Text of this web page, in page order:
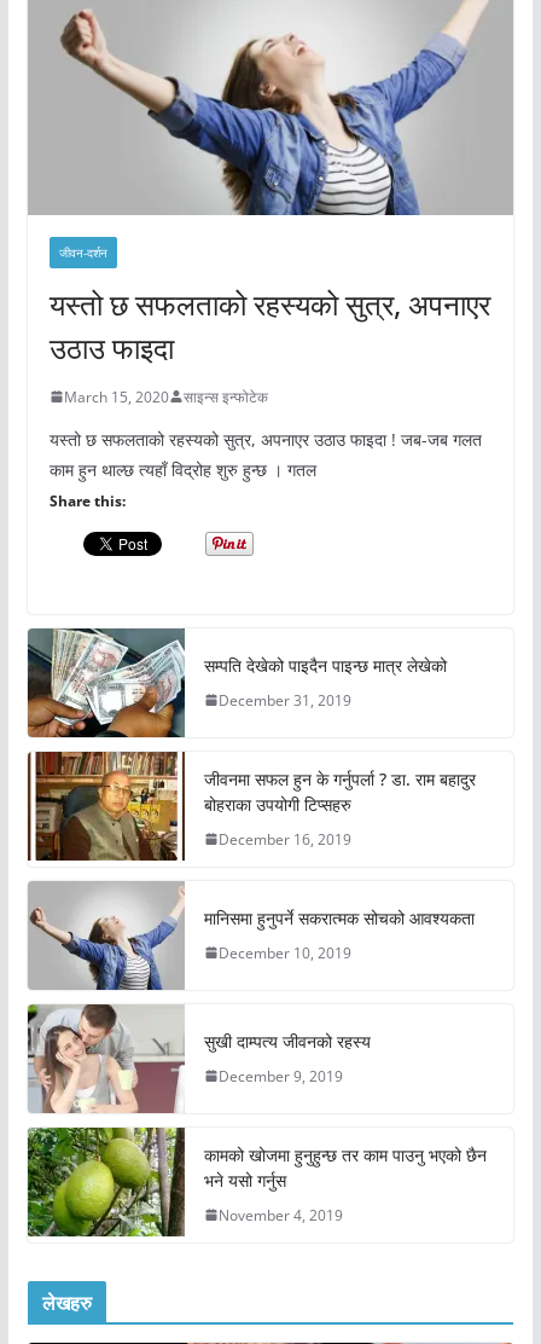
जीवन-दर्शन
यस्तो छ सफलताको रहस्यको सुत्र, अपनाएर
उठाउ फाइदा
March 15, 2020 साइन्स इन्फोटेक
यस्तो छ सफलताको रहस्यको सुत्र, अपनाएर उठाउ फाइदा ! जब-जब गलत
काम हुन थाल्छ त्यहाँ विद्रोह शुरु हुन्छ । गतल
Share this:
सम्पति देखेको पाइदैन पाइन्छ मात्र लेखेको
December 31, 2019
जीवनमा सफल हुन के गर्नुपर्ला ? डा. राम बहादुर
बोहराका उपयोगी टिप्सहरु
December 16, 2019
मानिसमा हुनुपर्ने सकरात्मक सोचको आवश्यकता
December 10, 2019
सुखी दाम्पत्य जीवनको रहस्य
December 9, 2019
कामको खोजमा हुनुहुन्छ तर काम पाउनु भएको छैन
भने यसो गर्नुस
November 4, 2019
लेखहरु